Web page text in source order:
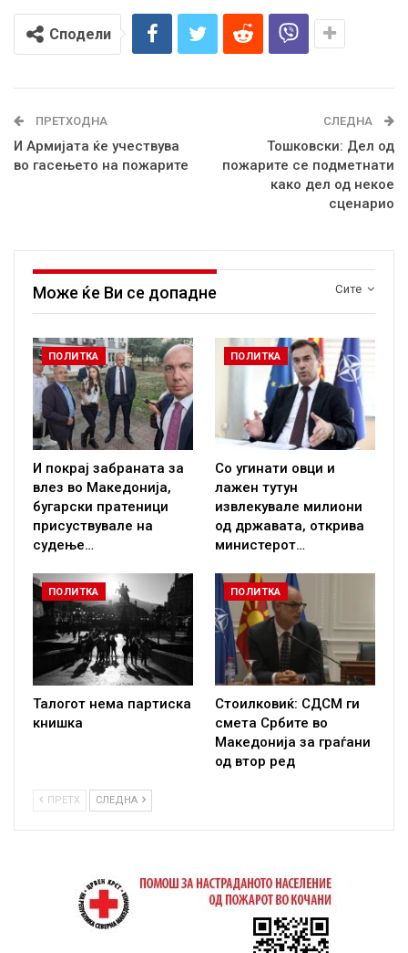
Сподели
ПРЕТХОДНА
И Армијата ќе учествува
во гасењето на пожарите
СЛЕДНА
Тошковски: Дел од
пожарите се подметнати
како дел од некое
сценарио
Сите
Може ќе Ви се допадне
ПОЛИТКА
И покрај забраната за
влез во Македонија,
бугарски пратеници
присуствувале на
судење…
ПОЛИТКА
Со угинати овци и
лажен тутун
извлекувале милиони
од државата, открива
министерот…
ПОЛИТКА
Талогот нема партиска
книшка
ПОЛИТКА
Стоилковиќ: СДСМ ги
смета Србите во
Македонија за граѓани
од втор ред
ПРЕТХ СЛЕДНА